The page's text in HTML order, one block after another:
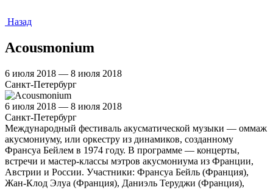
Назад
Acousmonium
6 июля 2018 — 8 июля 2018
Санкт-Петербург
6 июля 2018 — 8 июля 2018
Санкт-Петербург
Международный фестиваль акусматической музыки — оммаж
акусмониуму, или оркестру из динамиков, созданному
Франсуа Бейлем в 1974 году. В программе — концерты,
встречи и мастер-классы мэтров акусмониума из Франции,
Австрии и России. Участники: Франсуа Бейль (Франция),
Жан-Клод Элуа (Франция), Даниэль Теруджи (Франция),